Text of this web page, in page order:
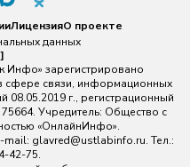
ЛицензияО проекте
данных
Инфо» зарегистрировано
сфере связи, информационных
08.05.2019 г., регистрационный
Учредитель: Общество с
«ОнлайнИнфо».
mail: glavred@ustlabinfo.ru. Тел.:
42-75.